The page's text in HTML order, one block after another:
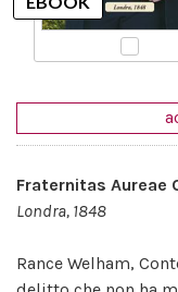
Fraternitas Aureae
Londra, 1848
Rance Welham,